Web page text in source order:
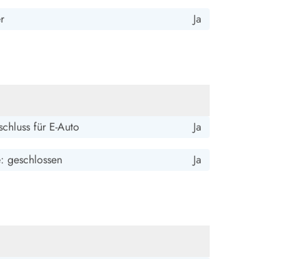
Ja
für E-Auto Ja
geschlossen Ja